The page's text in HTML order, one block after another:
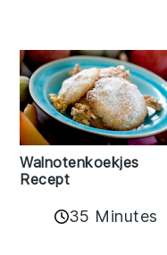
Walnotenkoekjes
Recept
35 Minutes